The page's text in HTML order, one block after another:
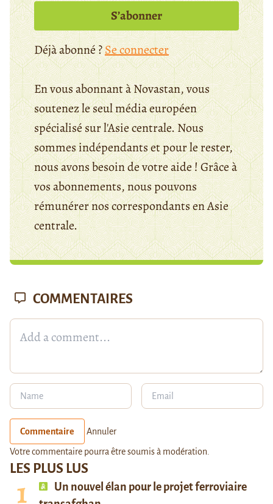
S’abonner
Déjà abonné ?Se connecter
En vous abonnant à Novastan, vous
soutenez le seul média européen
spécialisé sur l'Asie centrale. Nous
sommes indépendants et pour le rester,
nous avons besoin de votre aide ! Grâce à
vos abonnements, nous pouvons
rémunérer nos correspondants en Asie
centrale.
LES PLUS LUS
Un nouvel élan pour le projet ferroviaire
COMMENTAIRES
Commentaire Annuler
Votre commentaire pourra être soumis à modération.